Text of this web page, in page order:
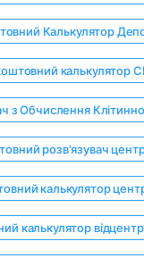
Калькулятор
калькулятор
з Обчислення
розв'язувач
калькулятор
калькулятор